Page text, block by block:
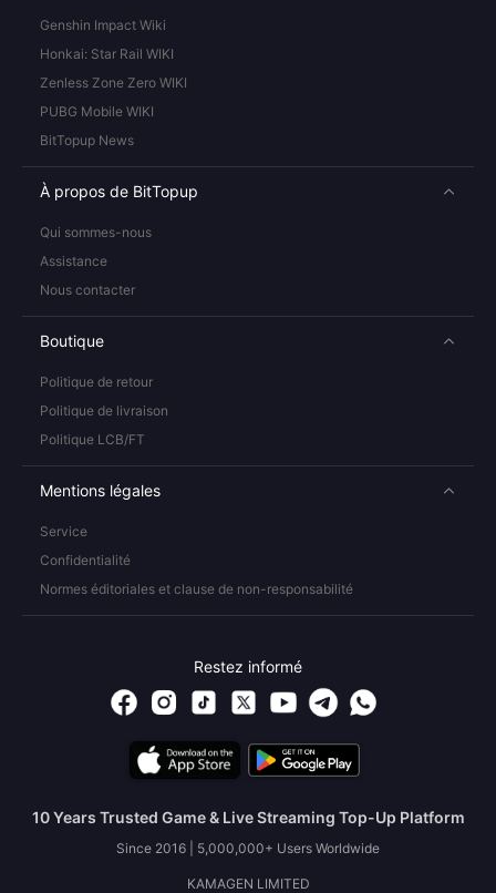
Genshin Impact Wiki
Honkai: Star Rail WIKI
Zenless Zone Zero WIKI
PUBG Mobile WIKI
BitTopup News
À propos de BitTopup
Qui sommes-nous
Assistance
Nous contacter
Boutique
Politique de retour
Politique de livraison
Politique LCB/FT
Mentions légales
Service
Confidentialité
Normes éditoriales et clause de non-responsabilité
Restez informé
10 Years Trusted Game & Live Streaming Top-Up Platform
Since 2016 | 5,000,000+ Users Worldwide
KAMAGEN LIMITED